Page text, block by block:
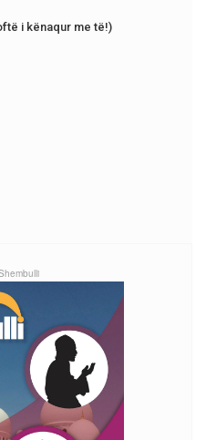
i kënaqur me të!)